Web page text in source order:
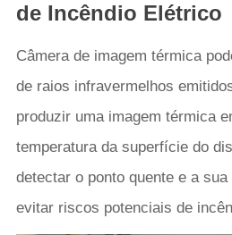
de Incêndio Elétrico
Câmera de imagem térmica
de raios infravermelhos
produzir uma imagem térmica
temperatura da superfície do
detectar o ponto quente e a
evitar riscos potenciais de